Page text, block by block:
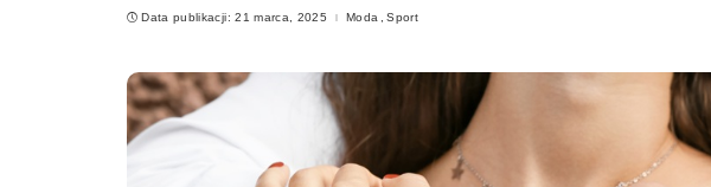
Data publikacji: 21 marca, 2025 Moda Sport